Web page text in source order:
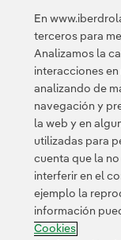
agenda de
focaliza sus
energía
climática-.
Contacta
Política de cookies
En
terceros para
Analizamos la
interacciones
analizando de
navegación y
la web y en
utilizadas para
cuenta que la
interferir en el
ejemplo la
información
Cookies